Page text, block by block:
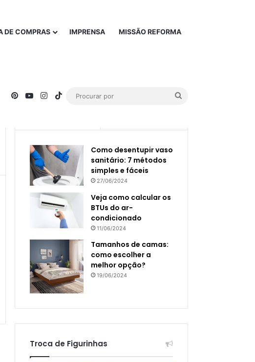
DE COMPRAS IMPRENSA MISSÃO REFORMA
PinterestYouTubeInstagram
TikTok
Como desentupir vaso
sanitário: 7 métodos
simples e fáceis
27/06/2024
Veja como calcular os
BTUs do ar-
condicionado
11/06/2024
Tamanhos de camas:
como escolher a
melhor opção?
19/06/2024
Troca de Figurinhas